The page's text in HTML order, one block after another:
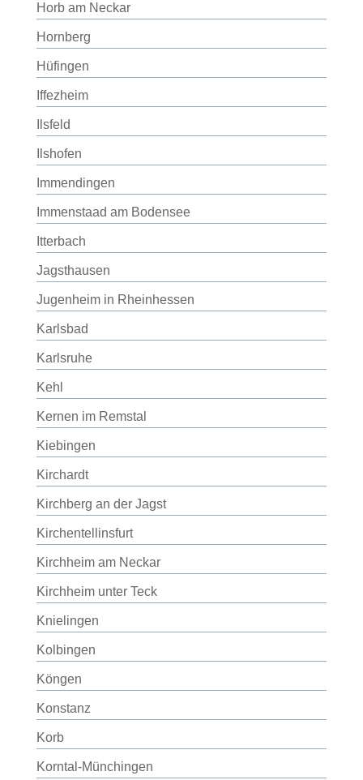
Horb am Neckar
Hornberg
Hüfingen
Iffezheim
Ilsfeld
Ilshofen
Immendingen
Immenstaad am Bodensee
Itterbach
Jagsthausen
Jugenheim in Rheinhessen
Karlsbad
Karlsruhe
Kehl
Kernen im Remstal
Kiebingen
Kirchardt
Kirchberg an der Jagst
Kirchentellinsfurt
Kirchheim am Neckar
Kirchheim unter Teck
Knielingen
Kolbingen
Köngen
Konstanz
Korb
Korntal-Münchingen